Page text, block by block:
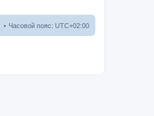
Часовой пояс: UTC+02:00